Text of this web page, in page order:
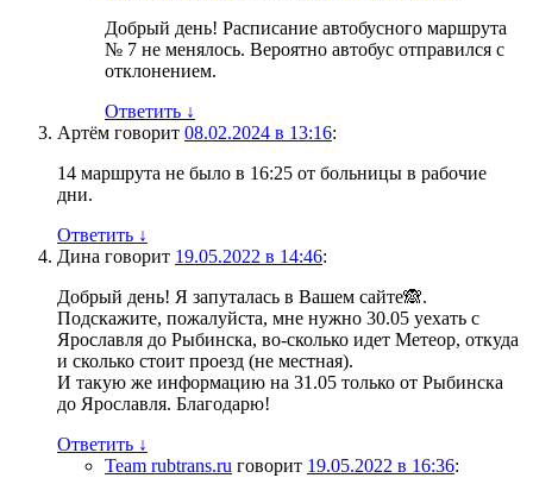
Добрый день! Расписание автобусного маршрута
№ 7 не менялось. Вероятно автобус отправился с
отклонением.
Ответить ↓
Артём говорит 08.02.2024 в 13:16:
14 маршрута не было в 16:25 от больницы в рабочие
дни.
Ответить ↓
Дина говорит 19.05.2022 в 14:46:
Добрый день! Я запуталась в Вашем сайте🙈.
Подскажите, пожалуйста, мне нужно 30.05 уехать с
Ярославля до Рыбинска, во-сколько идет Метеор, откуда
и сколько стоит проезд (не местная).
И такую же информацию на 31.05 только от Рыбинска
до Ярославля. Благодарю!
Ответить ↓
Team rubtrans.ru говорит 19.05.2022 в 16:36: